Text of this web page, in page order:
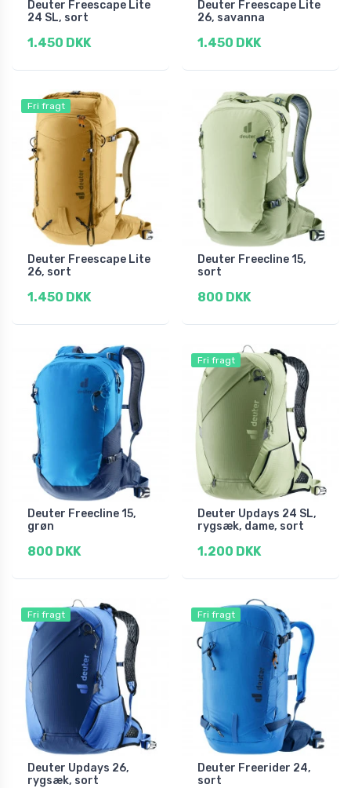
Deuter Freescape Lite
24 SL, sort
1.450 DKK
Deuter Freescape Lite
26, savanna
1.450 DKK
Fri fragt
Deuter Freescape Lite
26, sort
1.450 DKK
Deuter Freecline 15,
sort
800 DKK
Deuter Freecline 15,
grøn
800 DKK
Fri fragt
Deuter Updays 24 SL,
rygsæk, dame, sort
1.200 DKK
Fri fragt
Deuter Updays 26,
rygsæk, sort
Fri fragt
Deuter Freerider 24,
sort